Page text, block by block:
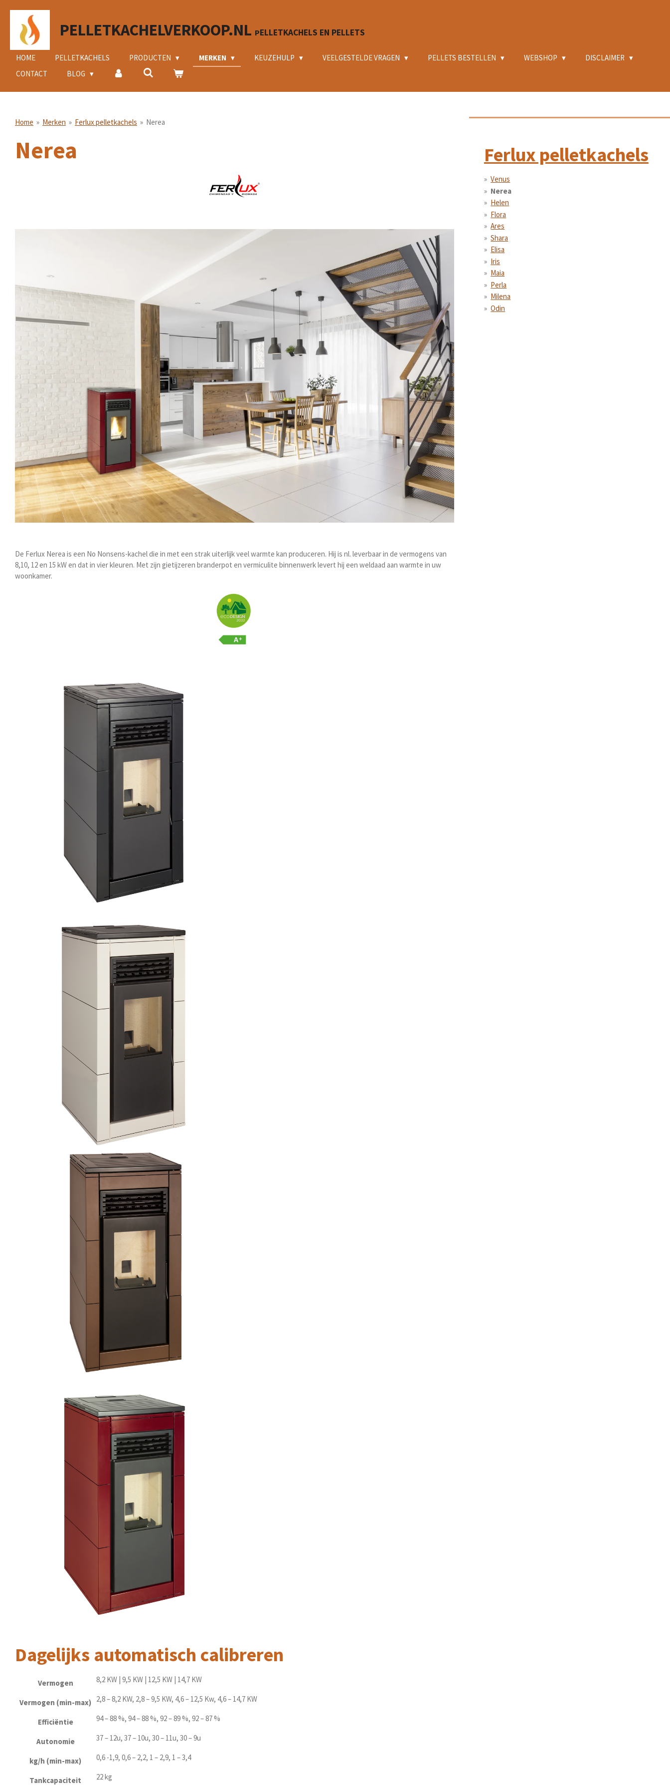
Ga
hoofdinhoud
PELLETKACHELVERKOOP.NL PELLETKACHELS EN PELLETS
HOME PELLETKACHELS PRODUCTEN MERKEN KEUZEHULP VEELGESTELDE VRAGEN PELLETS BESTELLEN WEBSHOP
DISCLAIMER
CONTACT
BLOG
Home » Merken » Ferlux pelletkachels » Nerea
Nerea
De Ferlux Nerea is een No Nonsens-kachel die in met een strak uiterlijk veel warmte kan produceren. Hij is nl. leverbaar in de vermogens van
8,10, 12 en 15 kW en dat in vier kleuren. Met zijn gietijzeren branderpot en vermiculite binnenwerk levert hij een weldaad aan warmte in uw
woonkamer.
Dagelijks automatisch calibreren
Vermogen 8,2 KW | 9,5 KW | 12,5 KW | 14,7 KW
Vermogen (min-max) 2,8 – 8,2 KW, 2,8 – 9,5 KW, 4,6 – 12,5 Kw, 4,6 – 14,7 KW
Efficiëntie 94 – 88 %, 94 – 88 %, 92 – 89 %, 92 – 87 %
Autonomie 37 – 12u, 37 – 10u, 30 – 11u, 30 – 9u
kg/h (min-max) 0,6 -1,9, 0,6 – 2,2, 1 – 2,9, 1 – 3,4
Tankcapaciteit 22 kg
Ferlux pelletkachels
Venus
Nerea
Helen
Flora
Ares
Shara
Elisa
Iris
Maia
Perla
Milena
Odin